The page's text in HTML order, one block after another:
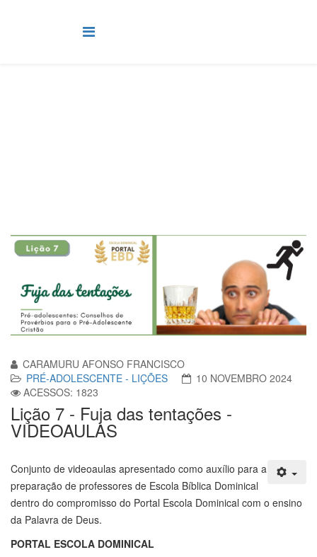
CARAMURU AFONSO FRANCISCO
PRÉ-ADOLESCENTE - LIÇÕES
10 NOVEMBRO 2024
ACESSOS: 1823
Lição 7 - Fuja das tentações -
VIDEOAULAS
Conjunto de videoaulas apresentado como auxílio para a
preparação de professores de Escola Bíblica Dominical
dentro do compromisso do Portal Escola Dominical com o ensino
da Palavra de Deus.
PORTAL ESCOLA DOMINICAL